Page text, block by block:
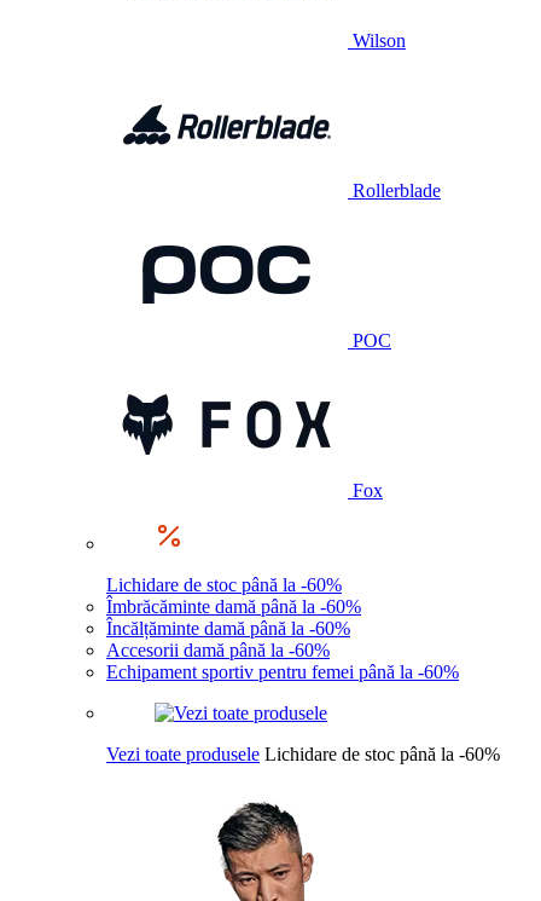
Wilson
Rollerblade
POC
Fox
Lichidare de stoc până la -60%
Îmbrăcăminte damă până la -60%
Încălțăminte damă până la -60%
Accesorii damă până la -60%
Echipament sportiv pentru femei până la -60%
Vezi toate produsele Lichidare de stoc până la -60%